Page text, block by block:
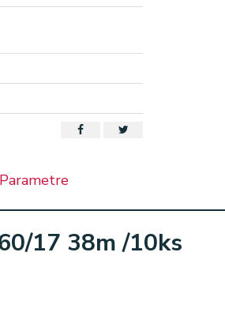
Parametre
17 38m /10ks